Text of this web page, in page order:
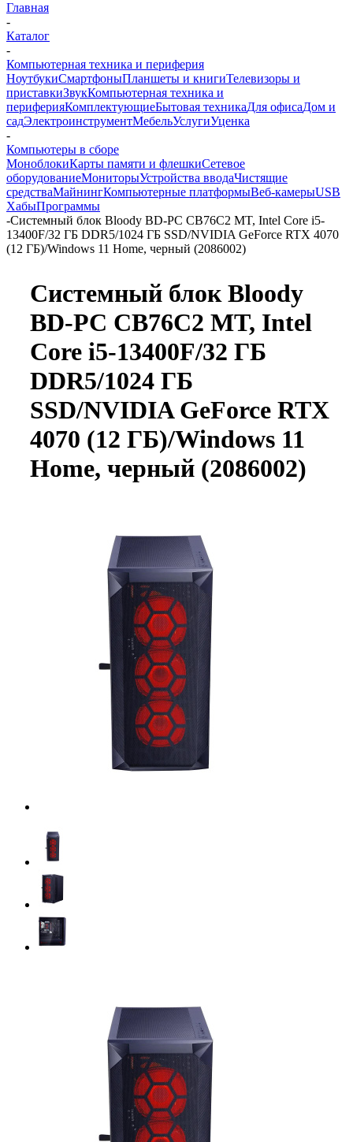
Главная
-
Каталог
-
Компьютерная техника и периферия
НоутбукиСмартфоныПланшеты и книгиТелевизоры и
приставкиЗвукКомпьютерная техника и
периферияКомплектующиеБытовая техникаДля офисаДом и
садЭлектроинструментМебельУслугиУценка
-
Компьютеры в сборе
МоноблокиКарты памяти и флешкиСетевое
оборудованиеМониторыУстройства вводаЧистящие
средстваМайнингКомпьютерные платформыВеб-камерыUSB
ХабыПрограммы
-Системный блок Bloody BD-PC CB76C2 MT, Intel Core i5-
13400F/32 ГБ DDR5/1024 ГБ SSD/NVIDIA GeForce RTX 4070
(12 ГБ)/Windows 11 Home, черный (2086002)
Системный блок Bloody
BD-PC CB76C2 MT, Intel
Core i5-13400F/32 ГБ
DDR5/1024 ГБ
SSD/NVIDIA GeForce RTX
4070 (12 ГБ)/Windows 11
Home, черный (2086002)